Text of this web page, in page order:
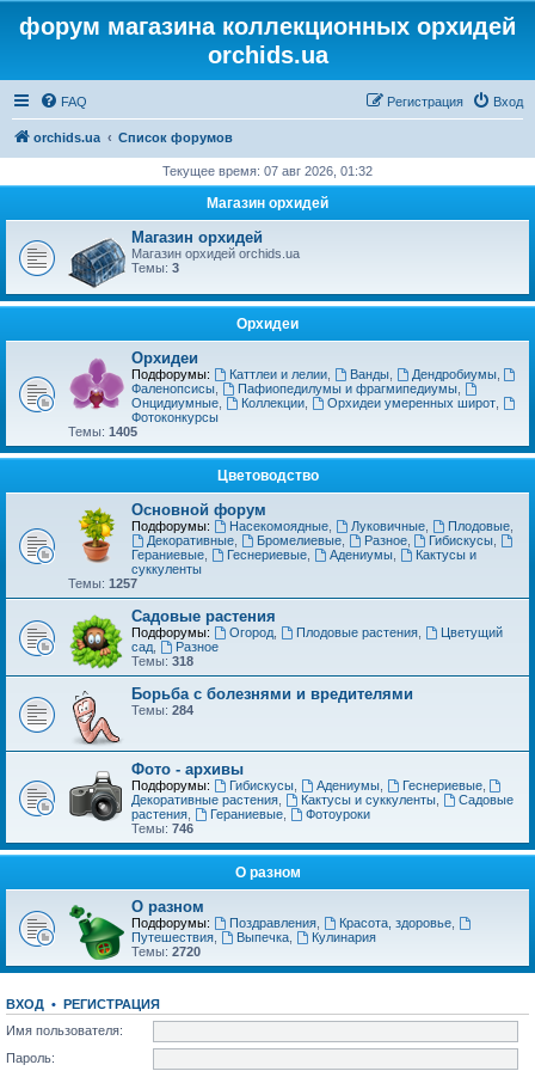
форум магазина коллекционных орхидей
orchids.ua
FAQ Вход
Регистрация
orchids.ua Список форумов
Текущее время: 07 авг 2026, 01:32
Магазин орхидей
Магазин орхидей
Магазин орхидей orchids.ua
Темы: 3
Орхидеи
Орхидеи
Подфорумы: Каттлеи и лелии, Ванды, Дендробиумы,
Фаленопсисы
Пафиопедилумы и фрагмипедиумы,
Онцидиумные
Коллекции, Орхидеи умеренных широт,
Фотоконкурсы
Темы: 1405
Цветоводство
Основной форум
Подфорумы: Насекомоядные, Луковичные, Плодовые,
Декоративные, Бромелиевые, Разное, Гибискусы
Гераниевые
Геснериевые, Адениумы,
Кактусы и
суккуленты
Темы: 1257
Садовые растения
Подфорумы: Огород, Плодовые растения,
Цветущий
сад
Разное
Темы: 318
Борьба с болезнями и вредителями
Темы: 284
Фото - архивы
Подфорумы: Гибискусы, Адениумы, Геснериевые,
Декоративные растения
Кактусы и суккуленты,
Садовые
растения
Гераниевые,
Фотоуроки
Темы: 746
О разном
О разном
Подфорумы: Поздравления, Красота, здоровье,
Путешествия
Выпечка,
Кулинария
Темы: 2720
ВХОД • РЕГИСТРАЦИЯ
Имя пользователя:
Пароль: